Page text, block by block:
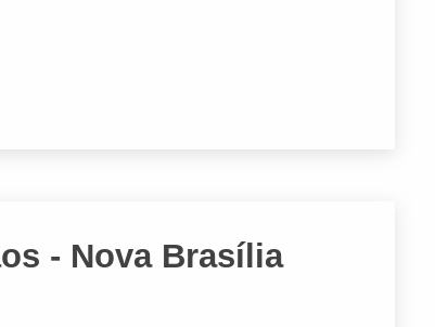
- Nova Brasília